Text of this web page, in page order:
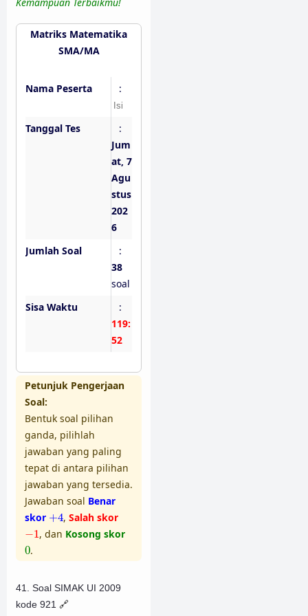
Kemampuan Terbaikmu!
Matriks Matematika
SMA/MA
Nama Peserta :
Tanggal Tes
:
Jum
at, 7
Agu
stus
202
6
Jumlah Soal
:
38
soal
Sisa Waktu
:
119:
51
Petunjuk Pengerjaan
Soal:
Bentuk soal pilihan
ganda, pilihlah
jawaban yang paling
tepat di antara pilihan
jawaban yang tersedia.
Jawaban soal Benar
skor +4
+ 4, Salah skor
−1
1 , dan Kosong skor
0
0.
41. Soal SIMAK UI 2009
kode 921 🔗